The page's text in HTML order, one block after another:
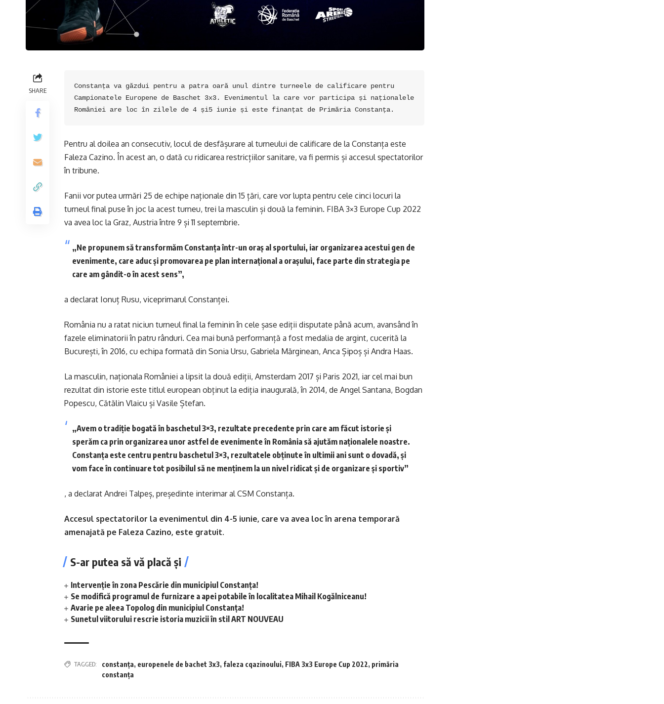
SHARE
Constanța va găzdui pentru a patra oară unul dintre turneele de calificare pentru
Campionatele Europene de Baschet 3x3. Evenimentul la care vor participa și naționalele
României are loc în zilele de 4 și5 iunie și este finanțat de Primăria Constanța.
Pentru al doilea an consecutiv, locul de desfășurare al turneului de calificare de la Constanța este
Faleza Cazino. În acest an, o dată cu ridicarea restricțiilor sanitare, va fi permis și accesul spectatorilor
în tribune.
Fanii vor putea urmări 25 de echipe naționale din 15 țări, care vor lupta pentru cele cinci locuri la
turneul final puse în joc la acest turneu, trei la masculin și două la feminin. FIBA 3×3 Europe Cup 2022
va avea loc la Graz, Austria între 9 și 11 septembrie.
„Ne propunem să transformăm Constanța într-un oraș al sportului, iar organizarea acestui gen de
evenimente, care aduc și promovarea pe plan internațional a orașului, face parte din strategia pe
care am gândit-o în acest sens”,
a declarat Ionuț Rusu, viceprimarul Constanței.
România nu a ratat niciun turneul final la feminin în cele șase ediții disputate până acum, avansând în
fazele eliminatorii în patru rânduri. Cea mai bună performanță a fost medalia de argint, cucerită la
București, în 2016, cu echipa formată din Sonia Ursu, Gabriela Mărginean, Anca Șipoș și Andra Haas.
La masculin, naționala României a lipsit la două ediții, Amsterdam 2017 și Paris 2021, iar cel mai bun
rezultat din istorie este titlul european obținut la ediția inaugurală, în 2014, de Angel Santana, Bogdan
Popescu, Cătălin Vlaicu și Vasile Ștefan.
„Avem o tradiție bogată în baschetul 3×3, rezultate precedente prin care am făcut istorie și
sperăm ca prin organizarea unor astfel de evenimente în România să ajutăm naționalele noastre.
Constanța este centru pentru baschetul 3×3, rezultatele obținute în ultimii ani sunt o dovadă, și
vom face în continuare tot posibilul să ne menținem la un nivel ridicat și de organizare și sportiv”
, a declarat Andrei Talpeș, președinte interimar al CSM Constanța.
Accesul spectatorilor la evenimentul din 4-5 iunie, care va avea loc în arena temporară
amenajată pe Faleza Cazino, este gratuit.
S-ar putea să vă placă și
Intervenție în zona Pescărie din municipiul Constanța!
Se modifică programul de furnizare a apei potabile în localitatea Mihail Kogălniceanu!
Avarie pe aleea Topolog din municipiul Constanța!
Sunetul viitorului rescrie istoria muzicii în stil ART NOUVEAU
TAGGED: constanța, europenele de bachet 3x3, faleza cqazinoului, FIBA 3x3 Europe Cup 2022, primăria
constanța